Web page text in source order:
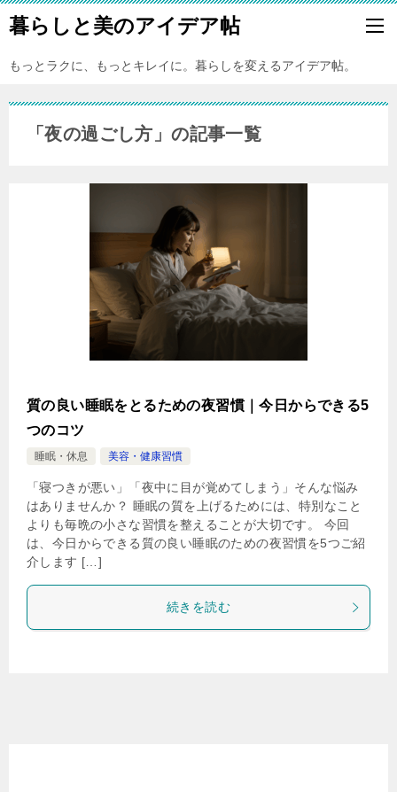
暮らしと美のアイデア帖
もっとラクに、もっとキレイに。暮らしを変えるアイデア帖。
「夜の過ごし方」の記事一覧
質の良い睡眠をとるための夜習慣｜今日からできる5
つのコツ
睡眠・休息 美容・健康習慣
「寝つきが悪い」「夜中に目が覚めてしまう」そんな悩み
はありませんか？ 睡眠の質を上げるためには、特別なこと
よりも毎晩の小さな習慣を整えることが大切です。 今回
は、今日からできる質の良い睡眠のための夜習慣を5つご紹
介します […]
続きを読む